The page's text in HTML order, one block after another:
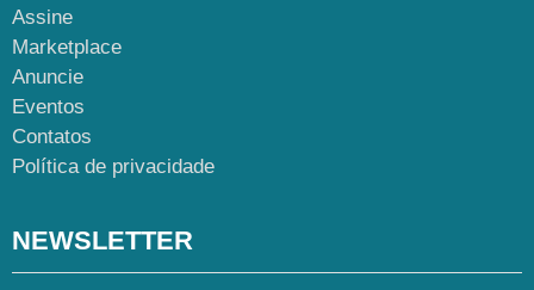
Assine
Marketplace
Anuncie
Eventos
Contatos
Política de privacidade
NEWSLETTER